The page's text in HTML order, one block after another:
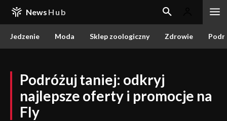
News Hub
Jedzenie Moda Sklep zoologiczny Zdrowie
Podróżuj taniej: odkryj
najlepsze oferty i promocje na
Fly